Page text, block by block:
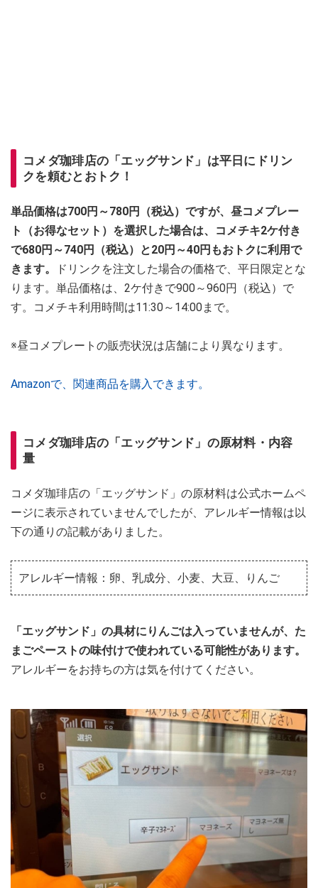
コメダ珈琲店の「エッグサンド」は平日にドリン
クを頼むとおトク！
単品価格は700円～780円（税込）ですが、昼コメプレー
ト（お得なセット）を選択した場合は、コメチキ2ケ付き
で680円～740円（税込）と20円～40円もおトクに利用で
きます。
ドリンクを注文した場合の価格で、平日限定とな
ります。単品価格は、2ケ付きで900～960円（税込）で
す。コメチキ利用時間は11:30～14:00まで。
※昼コメプレートの販売状況は店舗により異なります。
Amazonで、関連商品を購入できます。
コメダ珈琲店の「エッグサンド」の原材料・内容
量
コメダ珈琲店の「エッグサンド」の原材料は公式ホームペ
ージに表示されていませんでしたが、アレルギー情報は以
下の通りの記載がありました。
アレルギー情報：卵、乳成分、小麦、大豆、りんご
「エッグサンド」の具材にりんごは入っていませんが、た
まごペーストの味付けで使われている可能性があります。
アレルギーをお持ちの方は気を付けてください。